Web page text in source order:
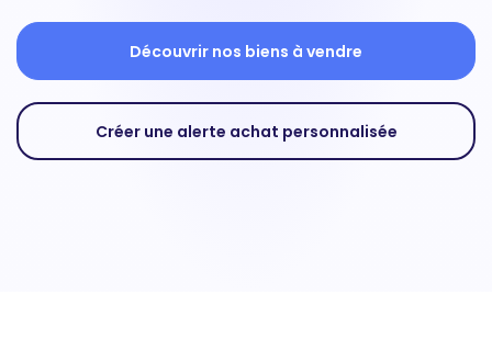
Découvrir nos biens à vendre
Créer une alerte achat personnalisée